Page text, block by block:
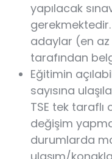
yapılacak
gerekmektedir.
adaylar (en az
tarafından
Eğitimin
sayısına
TSE tek
değişim
durumlarda